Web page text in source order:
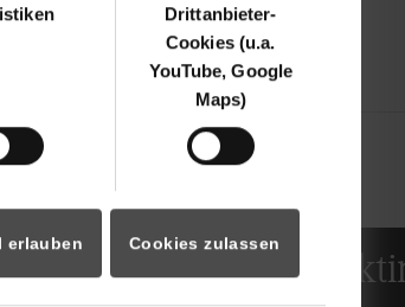
Drittanbieter-
Cookies (u.a.
YouTube, Google
Maps)
erlauben Cookies zulassen